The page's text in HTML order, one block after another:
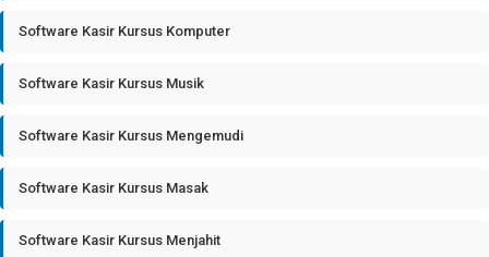
Software Kasir Kursus Komputer
Software Kasir Kursus Musik
Software Kasir Kursus Mengemudi
Software Kasir Kursus Masak
Software Kasir Kursus Menjahit